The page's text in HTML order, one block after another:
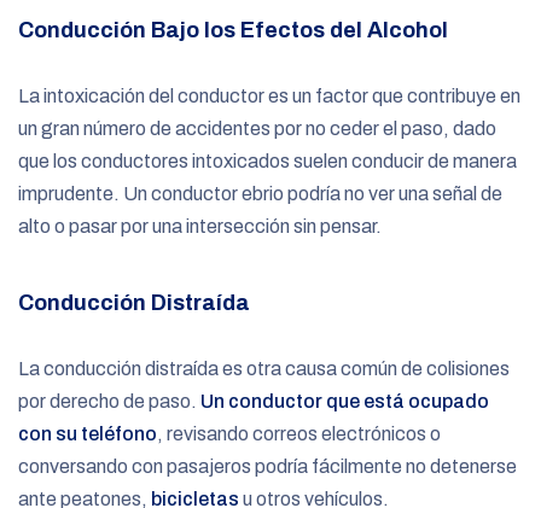
Conducción Bajo los Efectos del Alcohol
La intoxicación del conductor es un factor que contribuye en
un gran número de accidentes por no ceder el paso, dado
que los conductores intoxicados suelen conducir de manera
imprudente. Un conductor ebrio podría no ver una señal de
alto o pasar por una intersección sin pensar.
Conducción Distraída
La conducción distraída es otra causa común de colisiones
por derecho de paso. Un conductor que está ocupado
con su teléfono, revisando correos electrónicos o
conversando con pasajeros podría fácilmente no detenerse
ante peatones, bicicletas u otros vehículos.